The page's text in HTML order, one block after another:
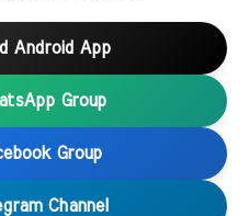
Android App
Group
Group
Channel